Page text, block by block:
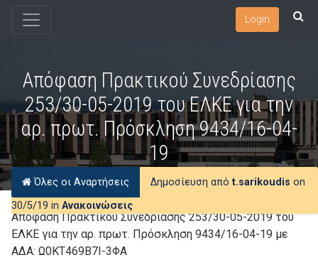
Login
Απόφαση Πρακτικού Συνεδρίασης
253/30-05-2019 του ΕΛΚΕ για την
αρ. πρωτ. Πρόσκληση 9434/16-04-
19
Όλες οι Αναρτήσεις Δημοσίευση απόt.sarikoudis on
30/5/19 in Ανακοινώσεις
Απόφαση Πρακτικού Συνεδρίασης 253/30-05-2019 του
ΕΛΚΕ για την αρ. πρωτ. Πρόσκληση 9434/16-04-19 με
ΑΔΑ: Ω0ΚΤ469Β7Ι-3ΦΑ